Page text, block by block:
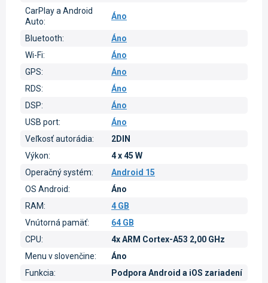
CarPlay a Android
Auto:
Áno
Bluetooth:
Áno
Wi-Fi:
Áno
GPS:
Áno
RDS:
Áno
DSP:
Áno
USB port:
Áno
Veľkosť autorádia:
2DIN
Výkon:
4 x 45 W
Operačný systém:
Android 15
OS Android:
Áno
RAM:
4 GB
Vnútorná pamäť:
64 GB
CPU:
4x ARM Cortex-A53 2,00 GHz
Menu v slovenčine:
Áno
Funkcia:
Podpora Android a iOS zariadení